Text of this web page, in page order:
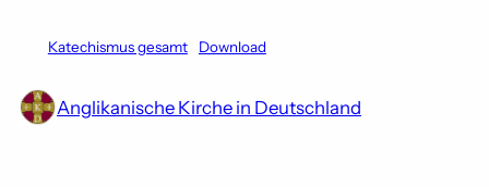
Katechismus gesamt Download
Anglikanische Kirche in Deutschland